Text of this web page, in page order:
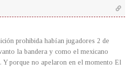
prohibida habían jugadores 2 de
la bandera y como el mexicano
porque no apelaron en el momento El